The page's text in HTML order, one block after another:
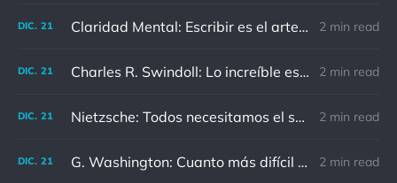
DIC. 21 Claridad Mental: Escribir es el arte de calmar y despejar la mente. 2 min read
DIC. 21 Charles R. Swindoll: Lo increíble es que cada día podemos elegir la actitud que adoptaremos. 2 min read
DIC. 21 Nietzsche: Todos necesitamos el sentido de culpa, pero nadie necesita sentirse culpable. 2 min read
DIC. 21 G. Washington: Cuanto más difícil es el conflicto, mayor es el triunfo. 2 min read